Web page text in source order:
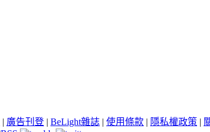
| 廣告刊登 | BeLight雜誌 | 使用條款 | 隱私權政策 |